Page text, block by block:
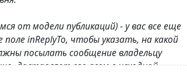
от модели публикаций) - у вас все еще
inReplyTo, чтобы указать, на какой
посылать сообщение владельцу
доставляет его всем в исходной